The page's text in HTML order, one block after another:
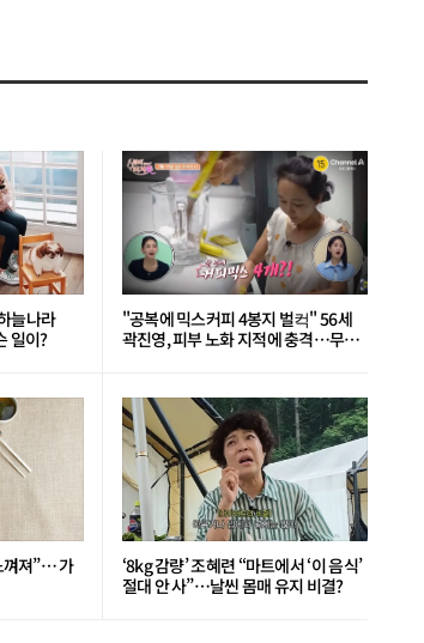
늘나라
일이?
"공복에 믹스커피 4봉지 벌컥" 56세
곽진영, 피부 노화 지적에 충격…무슨
껴져”… 가
‘8kg 감량’ 조혜련 “마트에서 ‘이 음식’
절대 안 사”…날씬 몸매 유지 비결?